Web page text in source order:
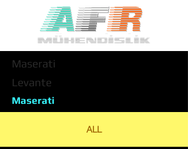
Maserati
Levante
Maserati
ALL